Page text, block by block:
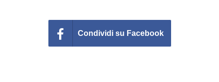
Condividi su Facebook